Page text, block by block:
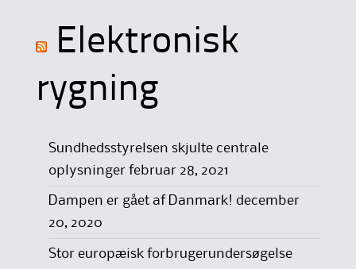
Elektronisk
rygning
Sundhedsstyrelsen skjulte centrale
oplysninger februar 28, 2021
Dampen er gået af Danmark! december
20, 2020
Stor europæisk forbrugerundersøgelse